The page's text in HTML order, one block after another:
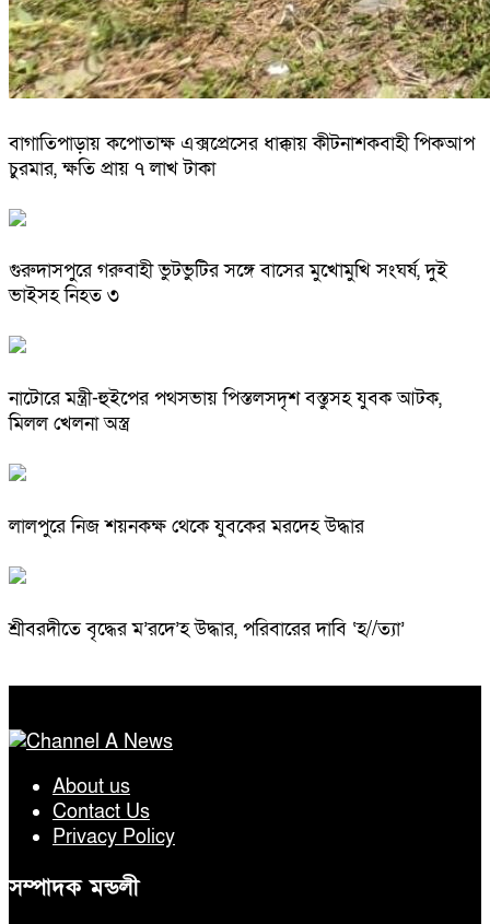
বাগাতিপাড়ায় কপোতাক্ষ এক্সপ্রেসের ধাক্কায় কীটনাশকবাহী পিকআপ
চুরমার, ক্ষতি প্রায় ৭ লাখ টাকা
গুরুদাসপুরে গরুবাহী ভুটভুটির সঙ্গে বাসের মুখোমুখি সংঘর্ষ, দুই
ভাইসহ নিহত ৩
নাটোরে মন্ত্রী-হুইপের পথসভায় পিস্তলসদৃশ বস্তুসহ যুবক আটক,
মিলল খেলনা অস্ত্র
লালপুরে নিজ শয়নকক্ষ থেকে যুবকের মরদেহ উদ্ধার
শ্রীবরদীতে বৃদ্ধের ম’রদে’হ উদ্ধার, পরিবারের দাবি ‘হ//ত্যা’
About us
Contact Us
Privacy Policy
সম্পাদক মন্ডলী